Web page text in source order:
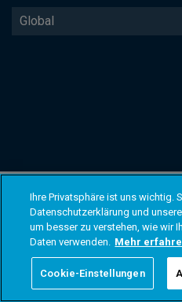
Global
Ihre Privatsphäre ist uns wichtig.
Datenschutzerklärung und
um besser zu verstehen, wie wir
Daten verwenden. Mehr
Cookie-Einstellungen